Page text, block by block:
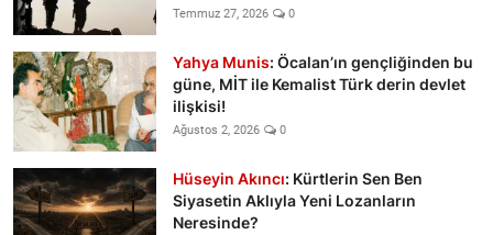
Temmuz 27, 2026 0
Yahya Munis: Öcalan’ın gençliğinden bu
güne, MİT ile Kemalist Türk derin devlet
ilişkisi!
Ağustos 2, 2026 0
Hüseyin Akıncı: Kürtlerin Sen Ben
Siyasetin Aklıyla Yeni Lozanların
Neresinde?